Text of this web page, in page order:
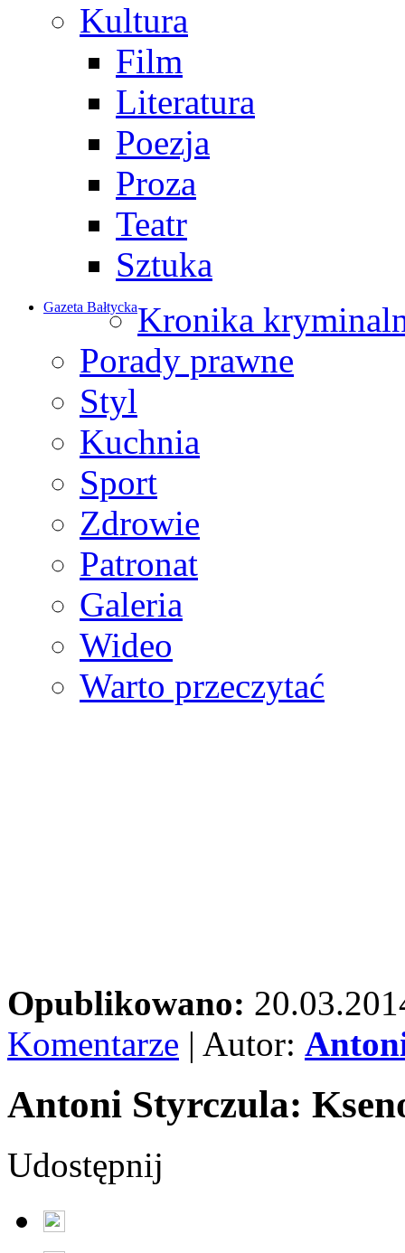
Kultura
Film
Literatura
Poezja
Proza
Teatr
Sztuka
Gazeta BałtyckaKronika
Porady prawne
Styl
Kuchnia
Sport
Zdrowie
Patronat
Galeria
Wideo
Warto przeczytać
Opublikowano:
Komentarze | Autor:
Antoni Styrczula:
Udostępnij